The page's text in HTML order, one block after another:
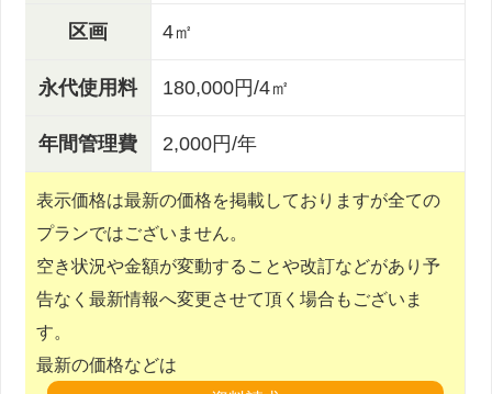
区画 4㎡
永代使用料 180,000円/4㎡
年間管理費 2,000円/年
表示価格は最新の価格を掲載しておりますが全ての
プランではございません。
空き状況や金額が変動することや改訂などがあり予
告なく最新情報へ変更させて頂く場合もございま
す。
最新の価格などは